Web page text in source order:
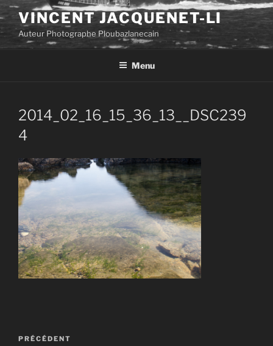
Aller
au
contenu
principal
VINCENT JACQUENET-LI
Auteur Photographe Ploubazlanecain
Menu
2014_02_16_15_36_13__DSC239
4
Navigation
Article
PRÉCÉDENT